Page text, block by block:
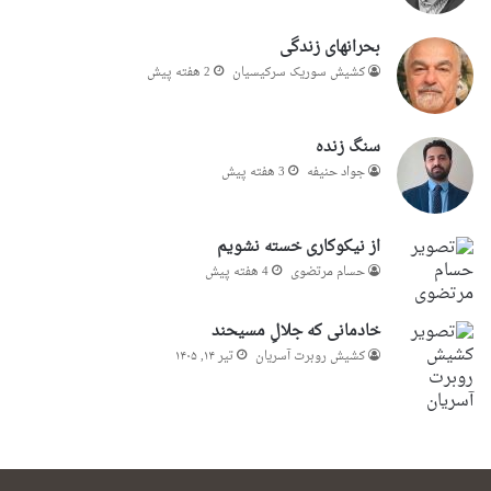
بحرانهای زندگی
کشیش سوریک سرکیسیان 2 هفته پیش
سنگ زنده
جواد حنیفه 3 هفته پیش
از نیکوکاری خسته نشویم
حسام مرتضوی 4 هفته پیش
خادمانی که جلالِ مسیحند
کشیش روبرت آسریان تیر ۱۴, ۱۴۰۵